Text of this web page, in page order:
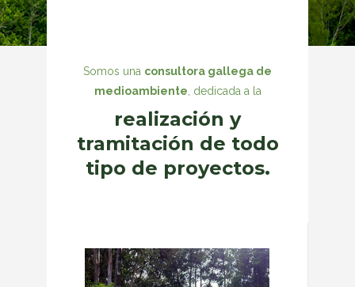
Somos una consultora gallega de
medioambiente , dedicada a la
realización y
tramitación de todo
tipo de proyectos.